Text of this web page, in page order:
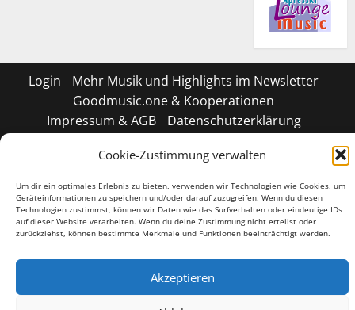
Cookie-Zustimmung verwalten
Um dir ein optimales Erlebnis zu bieten, verwenden wir Technologien wie Cookies, um
Geräteinformationen zu speichern und/oder darauf zuzugreifen. Wenn du diesen
Technologien zustimmst, können wir Daten wie das Surfverhalten oder eindeutige IDs
auf dieser Website verarbeiten. Wenn du deine Zustimmung nicht erteilst oder
zurückziehst, können bestimmte Merkmale und Funktionen beeinträchtigt werden.
Akzeptieren
Login
Mehr Musik und Highlights im Newsletter
Goodmusic.one & Kooperationen
Impressum & AGB
Datenschutzerklärung
Geschäftsbedingungen
TiktokFacebook
Instagram
X LinkedIN
Copyright © 2026 All rights reserved.|MoreNewsby
AF themes.